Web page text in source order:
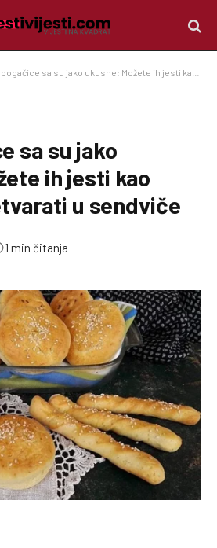
sa su jako ukusne: Možete ih jesti kao prilog ili pretvarati u sendviče
sa su jako
ih jesti kao
u sendviče
1 min čitanja